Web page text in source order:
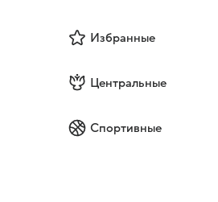
Избранные
Центральные
Спортивные